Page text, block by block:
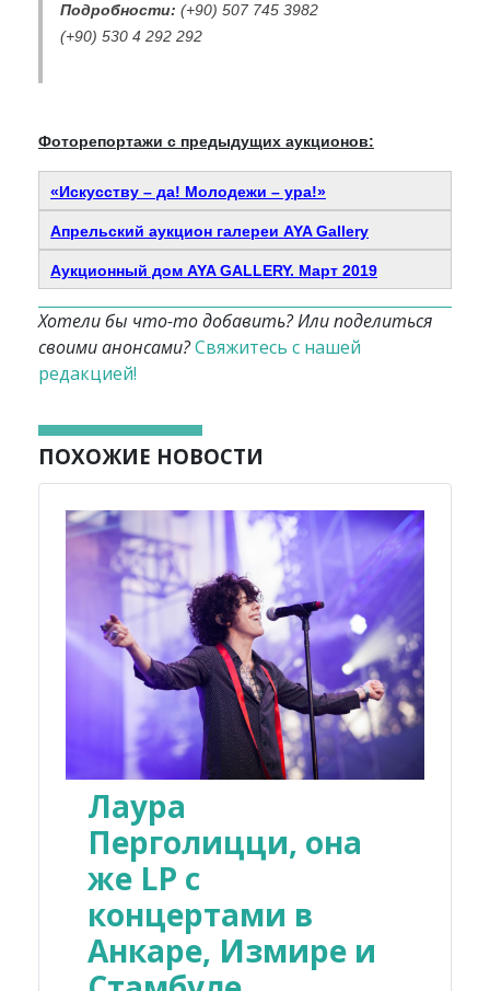
Подробности: (+90) 507 745 3982
(+90) 530 4 292 292
Фоторепортажи с предыдущих аукционов:
«Искусству – да! Молодежи – ура!»
Апрельский аукцион галереи AYA Gallery
Аукционный дом AYA GALLERY. Март 2019
Хотели бы что-то добавить? Или поделиться
своими анонсами?Свяжитесь с нашей
редакцией!
ПОХОЖИЕ НОВОСТИ
Лаура
Перголицци, она
же LP с
концертами в
Анкаре, Измире и